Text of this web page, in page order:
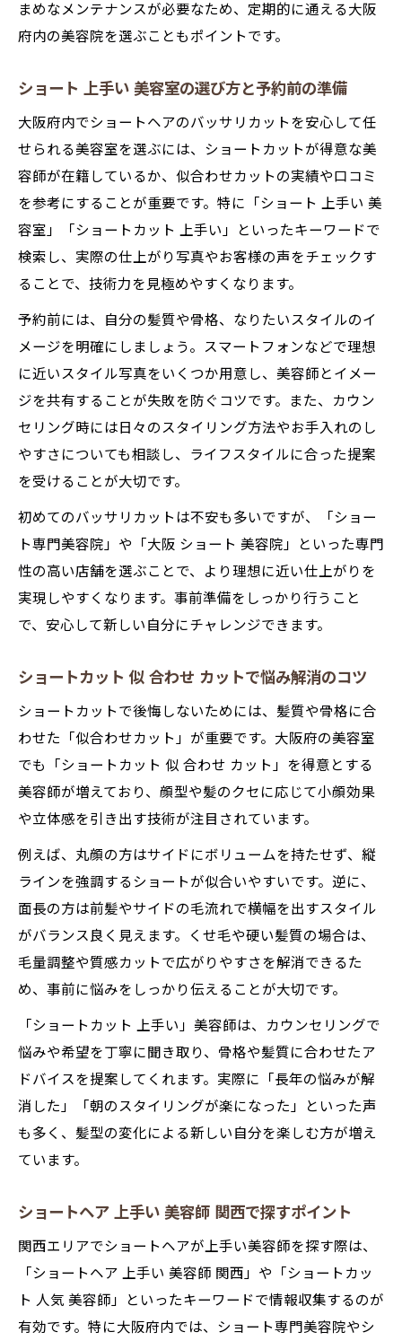
まめなメンテナンスが必要なため、定期的に通える大阪
府内の美容院を選ぶこともポイントです。
ショート 上手い 美容室の選び方と予約前の準備
大阪府内でショートヘアのバッサリカットを安心して任
せられる美容室を選ぶには、ショートカットが得意な美
容師が在籍しているか、似合わせカットの実績や口コミ
を参考にすることが重要です。特に「ショート 上手い 美
容室」「ショートカット 上手い」といったキーワードで
検索し、実際の仕上がり写真やお客様の声をチェックす
ることで、技術力を見極めやすくなります。
予約前には、自分の髪質や骨格、なりたいスタイルのイ
メージを明確にしましょう。スマートフォンなどで理想
に近いスタイル写真をいくつか用意し、美容師とイメー
ジを共有することが失敗を防ぐコツです。また、カウン
セリング時には日々のスタイリング方法やお手入れのし
やすさについても相談し、ライフスタイルに合った提案
を受けることが大切です。
初めてのバッサリカットは不安も多いですが、「ショー
ト専門美容院」や「大阪 ショート 美容院」といった専門
性の高い店舗を選ぶことで、より理想に近い仕上がりを
実現しやすくなります。事前準備をしっかり行うこと
で、安心して新しい自分にチャレンジできます。
ショートカット 似 合わせ カットで悩み解消のコツ
ショートカットで後悔しないためには、髪質や骨格に合
わせた「似合わせカット」が重要です。大阪府の美容室
でも「ショートカット 似 合わせ カット」を得意とする
美容師が増えており、顔型や髪のクセに応じて小顔効果
や立体感を引き出す技術が注目されています。
例えば、丸顔の方はサイドにボリュームを持たせず、縦
ラインを強調するショートが似合いやすいです。逆に、
面長の方は前髪やサイドの毛流れで横幅を出すスタイル
がバランス良く見えます。くせ毛や硬い髪質の場合は、
毛量調整や質感カットで広がりやすさを解消できるた
め、事前に悩みをしっかり伝えることが大切です。
「ショートカット 上手い」美容師は、カウンセリングで
悩みや希望を丁寧に聞き取り、骨格や髪質に合わせたア
ドバイスを提案してくれます。実際に「長年の悩みが解
消した」「朝のスタイリングが楽になった」といった声
も多く、髪型の変化による新しい自分を楽しむ方が増え
ています。
ショートヘア 上手い 美容師 関西で探すポイント
関西エリアでショートヘアが上手い美容師を探す際は、
「ショートヘア 上手い 美容師 関西」や「ショートカッ
ト 人気 美容師」といったキーワードで情報収集するのが
有効です。特に大阪府内では、ショート専門美容院やシ